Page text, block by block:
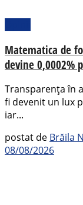
Matematica de
devine 0,0002%
Transparența în
fi devenit un lux
iar...
postat de Brăila
08/08/2026